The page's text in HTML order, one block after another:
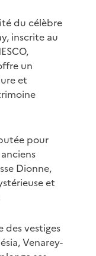
du célèbre
inscrite au
un
et
pour
Dionne,
et
des vestiges
Venarey-